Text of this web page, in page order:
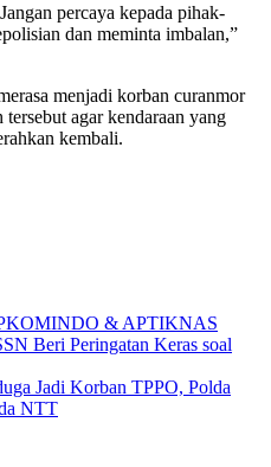
percaya kepada pihak-
dan meminta imbalan,”
menjadi korban curanmor
tersebut agar kendaraan yang
kembali.
& APTIKNAS
Beri Peringatan Keras soal
Jadi Korban TPPO, Polda
NTT